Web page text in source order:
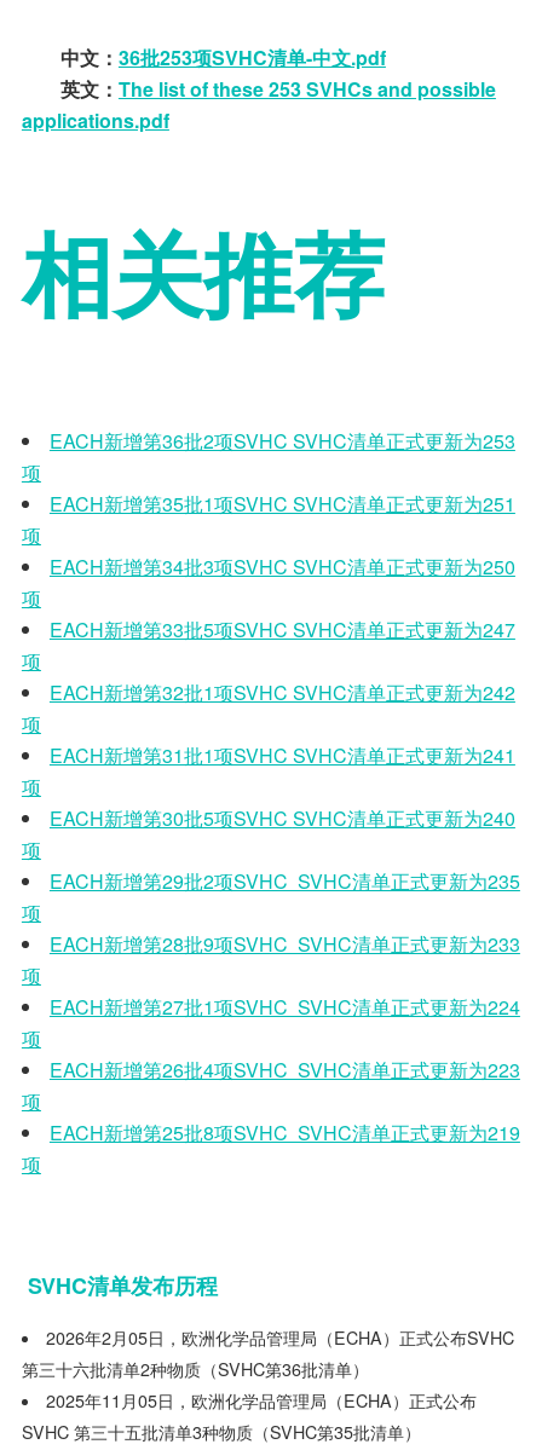
中文： 36批253项SVHC清单-中文.pdf
英文： The list of these 253 SVHCs and possible
applications.pdf
相关推荐
EACH新增第36批2项SVHC SVHC清单正式更新为253
项
EACH新增第35批1项SVHC SVHC清单正式更新为251
项
EACH新增第34批3项SVHC SVHC清单正式更新为250
项
EACH新增第33批5项SVHC SVHC清单正式更新为247
项
EACH新增第32批1项SVHC SVHC清单正式更新为242
项
EACH新增第31批1项SVHC SVHC清单正式更新为241
项
EACH新增第30批5项SVHC SVHC清单正式更新为240
项
EACH新增第29批2项SVHC SVHC清单正式更新为235
项
EACH新增第28批9项SVHC SVHC清单正式更新为233
项
EACH新增第27批1项SVHC SVHC清单正式更新为224
项
EACH新增第26批4项SVHC SVHC清单正式更新为223
项
EACH新增第25批8项SVHC SVHC清单正式更新为219
项
SVHC清单发布历程
2026年2月05日，欧洲化学品管理局（ECHA）正式公布SVHC
第三十六批清单2种物质（SVHC第36批清单）
2025年11月05日，欧洲化学品管理局（ECHA）正式公布
SVHC 第三十五批清单3种物质（SVHC第35批清单）